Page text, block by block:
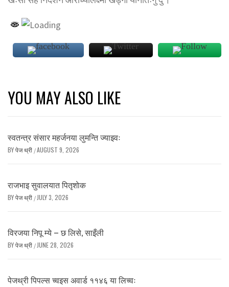
YOU MAY ALSO LIKE
स्वतन्त्र संसार महर्जनया लुमन्ति ज्याझ्वः
BYपेज थ्री /AUGUST 9, 2026
राजभाइ सुवालयात पितृशाेक
BYपेज थ्री / JULY 3, 2026
विरजया निपू म्ये – छ लिसे, साइँली
BYपेज थ्री / JUNE 28, 2026
पेजथ्री पिपल्स च्वइस अवार्ड ११४६ या लिच्वः